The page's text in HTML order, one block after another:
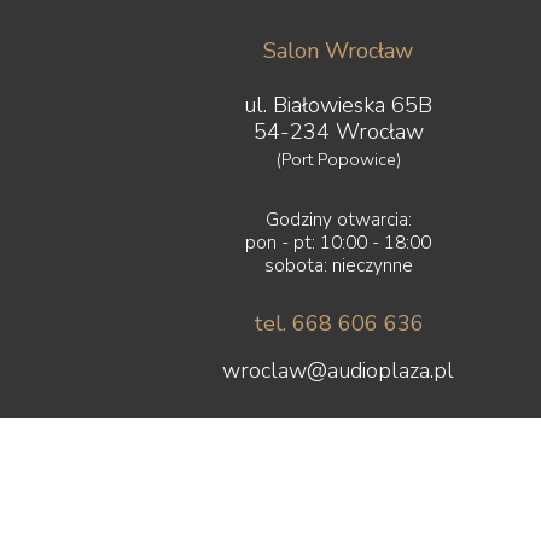
Salon Wrocław
ul. Białowieska 65B
54-234 Wrocław
(Port Popowice)
Godziny otwarcia:
pon - pt: 10:00 - 18:00
sobota: nieczynne
tel. 668 606 636
wroclaw@audioplaza.pl